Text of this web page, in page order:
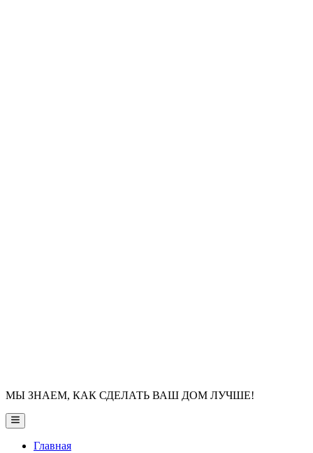
МЫ ЗНАЕМ, КАК СДЕЛАТЬ ВАШ ДОМ ЛУЧШЕ!
Главное
меню
Главная